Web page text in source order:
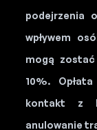
podejrzenia
wpływem
mogą
10%.
kontakt z
anulowanie